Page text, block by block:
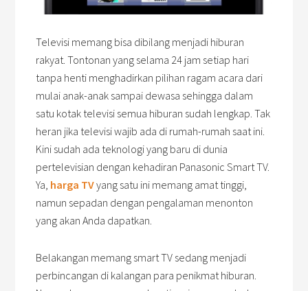
Televisi memang bisa dibilang menjadi hiburan
rakyat. Tontonan yang selama 24 jam setiap hari
tanpa henti menghadirkan pilihan ragam acara dari
mulai anak-anak sampai dewasa sehingga dalam
satu kotak televisi semua hiburan sudah lengkap. Tak
heran jika televisi wajib ada di rumah-rumah saat ini.
Kini sudah ada teknologi yang baru di dunia
pertelevisian dengan kehadiran Panasonic Smart TV.
Ya, harga TVyang satu ini memang amat tinggi,
namun sepadan dengan pengalaman menonton
yang akan Anda dapatkan.
Belakangan memang smart TV sedang menjadi
perbincangan di kalangan para penikmat hiburan.